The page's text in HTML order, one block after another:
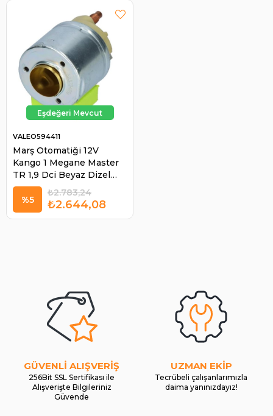
Marş Otomatiği 12V
Kango 1 Megane Master
TR 1,9 Dci Beyaz Dizel
Suzuki Grand Vitara |
VALEO 594411
VALEO594411
₺2.644,08
₺2.783,24
%5
GÜVENLİ ALIŞVERİŞ
256Bit SSL Sertifikası ile
Alışverişte Bilgileriniz
Güvende
UZMAN EKİP
Tecrübeli çalışanlarımızla
daima yanınızdayız!